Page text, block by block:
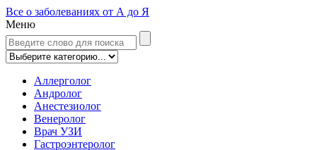
Все о заболеваниях от А до Я
Меню
Аллерголог
Андролог
Анестезиолог
Венеролог
Врач УЗИ
Гастроэнтеролог